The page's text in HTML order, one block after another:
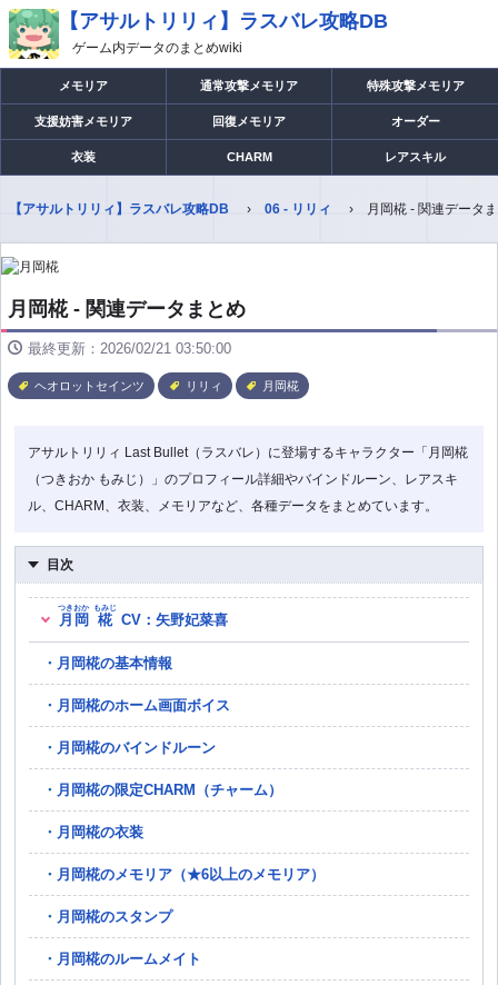
【アサルトリリィ】ラスバレ攻略DB
ゲーム内データのまとめwiki
メモリア 通常攻撃メモリア 特殊攻撃メモリア
支援妨害メモリア 回復メモリア オーダー
衣装 CHARM レアスキル
【アサルトリリィ】ラスバレ攻略DB 06 - リリィ 月岡椛 - 関連データ
月岡椛 - 関連データまとめ
最終更新：2026/02/21 03:50:00
ヘオロットセインツ リリィ 月岡椛
アサルトリリィ Last Bullet（ラスバレ）に登場するキャラクター「月岡椛
（つきおか もみじ）」のプロフィール詳細やバインドルーン、レアスキ
ル、CHARM、衣装、メモリアなど、各種データをまとめています。
目次
月岡
つきおか
椛
もみじ
CV：矢野妃菜喜
月岡椛の基本情報
月岡椛のホーム画面ボイス
月岡椛のバインドルーン
月岡椛の限定CHARM（チャーム）
月岡椛の衣装
月岡椛のメモリア（★6以上のメモリア）
月岡椛のスタンプ
月岡椛のルームメイト